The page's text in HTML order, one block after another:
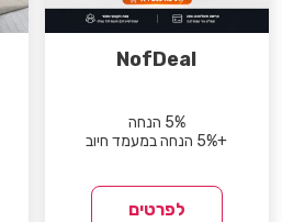
NofDeal
5% הנחה
+5% הנחה במעמד חיוב
לפרטים